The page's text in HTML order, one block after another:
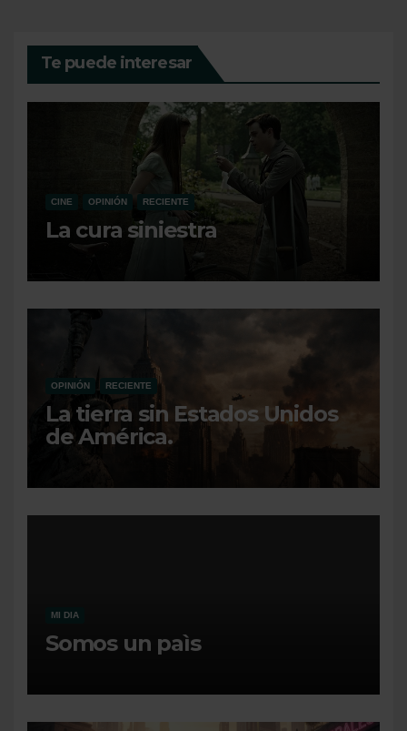
Te puede interesar
CINE OPINIÓN RECIENTE
La cura siniestra
OPINIÓN RECIENTE
La tierra sin Estados Unidos
de América.
MI DIA
Somos un paìs